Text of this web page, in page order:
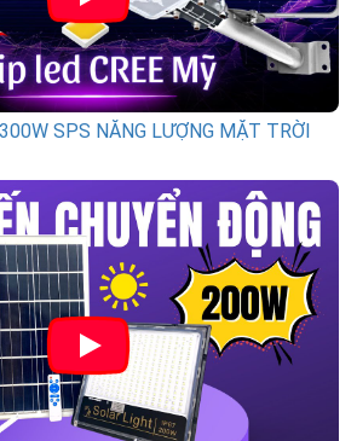
SPS NĂNG LƯỢNG MẶT TRỜI